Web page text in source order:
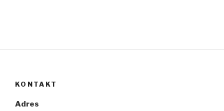
KONTAKT
Adres